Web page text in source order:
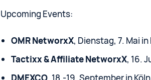
Upcoming Events:
OMR NetworxX, Dienstag, 7. Mai
Tactixx & Affiliate NetworxX, 16.